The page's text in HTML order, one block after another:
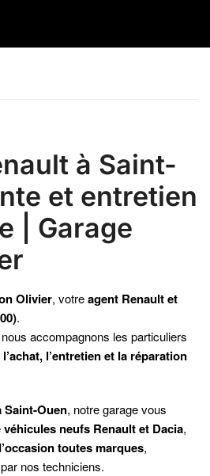
à Saint-
et entretien
| Garage
Olivier, votreagent Renault et
.
accompagnons les particuliers
l’achat, l’entretien et la réparation
Saint-Ouen, notre garage vous
véhicules neufs Renault et Dacia,
toutes marques,
nos techniciens.